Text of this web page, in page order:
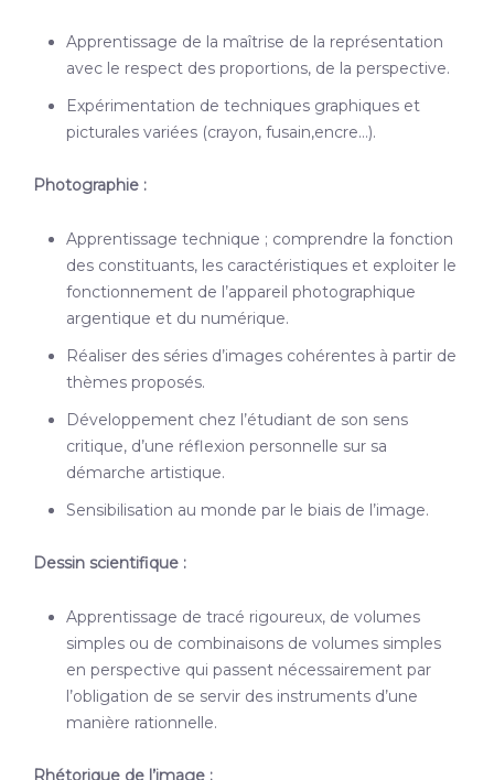
Apprentissage de la maîtrise de la représentation
avec le respect des proportions, de la perspective.
Expérimentation de techniques graphiques et
picturales variées (crayon, fusain,encre…).
Photographie :
Apprentissage technique ; comprendre la fonction
des constituants, les caractéristiques et exploiter le
fonctionnement de l’appareil photographique
argentique et du numérique.
Réaliser des séries d’images cohérentes à partir de
thèmes proposés.
Développement chez l’étudiant de son sens
critique, d’une réflexion personnelle sur sa
démarche artistique.
Sensibilisation au monde par le biais de l’image.
Dessin scientifique :
Apprentissage de tracé rigoureux, de volumes
simples ou de combinaisons de volumes simples
en perspective qui passent nécessairement par
l’obligation de se servir des instruments d’une
manière rationnelle.
Rhétorique de l’image :